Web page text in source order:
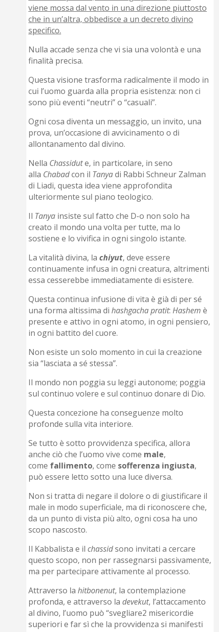
viene mossa dal vento in una direzione piuttosto
che in un’altra, obbedisce a un decreto divino
specifico.
Nulla accade senza che vi sia una volontà e una
finalità precisa.
Questa visione trasforma radicalmente il modo in
cui l’uomo guarda alla propria esistenza: non ci
sono più eventi “neutri” o “casuali”.
Ogni cosa diventa un messaggio, un invito, una
prova, un’occasione di avvicinamento o di
allontanamento dal divino.
Nella Chassidute, in particolare, in seno
alla Chabadcon il Tanyadi Rabbi Schneur Zalman
di Liadi, questa idea viene approfondita
ulteriormente sul piano teologico.
Il Tanya insiste sul fatto che D-o non solo ha
creato il mondo una volta per tutte, ma lo
sostiene e lo vivifica in ogni singolo istante.
La vitalità divina, lachiyut, deve essere
continuamente infusa in ogni creatura, altrimenti
essa cesserebbe immediatamente di esistere.
Questa continua infusione di vita è già di per sé
una forma altissima dihashgacha pratit:Hashem è
presente e attivo in ogni atomo, in ogni pensiero,
in ogni battito del cuore.
Non esiste un solo momento in cui la creazione
sia “lasciata a sé stessa”.
Il mondo non poggia su leggi autonome; poggia
sul continuo volere e sul continuo donare di Dio.
Questa concezione ha conseguenze molto
profonde sulla vita interiore.
Se tutto è sotto provvidenza specifica, allora
anche ciò che l’uomo vive come male,
come fallimento, come sofferenza ingiusta,
può essere letto sotto una luce diversa.
Non si tratta di negare il dolore o di giustificare il
male in modo superficiale, ma di riconoscere che,
da un punto di vista più alto, ogni cosa ha uno
scopo nascosto.
Il Kabbalista e ilchassidsono invitati a cercare
questo scopo, non per rassegnarsi passivamente,
ma per partecipare attivamente al processo.
Attraverso lahitbonenut, la contemplazione
profonda, e attraverso ladevekut, l’attaccamento
al divino, l’uomo può “svegliare2 misericordie
superiori e far sì che la provvidenza si manifesti